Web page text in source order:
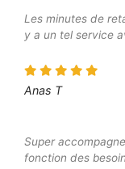
Les minutes de
y a un tel service
Anas T
Super
fonction des